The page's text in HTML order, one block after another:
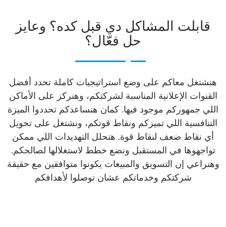
قابلت المشاكل دي قبل كده؟ وعايز
حل فعّال؟
هنشتغل معاكم على وضع استراتيجيات كاملة تحدد أفضل
القنوات الإعلانية المناسبة لشركتكم، وهنركز على الأماكن
اللي جمهوركم موجود فيها. كمان هنساعدكم تحددوا الميزة
التنافسية اللي تميزكم ونقاط قوتكم، ونشتغل على تحويل
أي نقاط ضعف لنقاط قوة. هنحلل التهديدات اللي ممكن
تواجهوها في المستقبل ونضع خطط لاستغلالها لصالحكم.
وهنراعي إن التسويق والمبيعات يكونوا متوافقين مع حقيقة
شركتكم وخدماتكم عشان توصلوا لأهدافكم